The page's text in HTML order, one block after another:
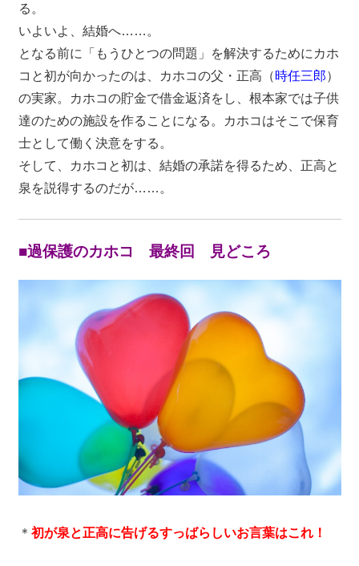
る。
いよいよ、結婚へ……。
となる前に「もうひとつの問題」を解決するためにカホ
コと初が向かったのは、カホコの父・正高（時任三郎）
の実家。カホコの貯金で借金返済をし、根本家では子供
達のための施設を作ることになる。カホコはそこで保育
士として働く決意をする。
そして、カホコと初は、結婚の承諾を得るため、正高と
泉を説得するのだが……。
■過保護のカホコ 最終回 見どころ
＊ 初が泉と正高に告げるすっばらしいお言葉はこれ！